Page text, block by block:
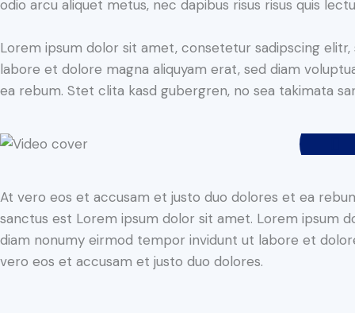
odio arcu aliquet metus, nec dapibus risus risus quis
Lorem ipsum dolor sit amet, consetetur sadipscing
labore et dolore magna aliquyam erat, sed diam
ea rebum. Stet clita kasd gubergren, no sea takimata
At vero eos et accusam et justo duo dolores et ea
sanctus est Lorem ipsum dolor sit amet. Lorem ipsum
diam nonumy eirmod tempor invidunt ut labore et
vero eos et accusam et justo duo dolores.